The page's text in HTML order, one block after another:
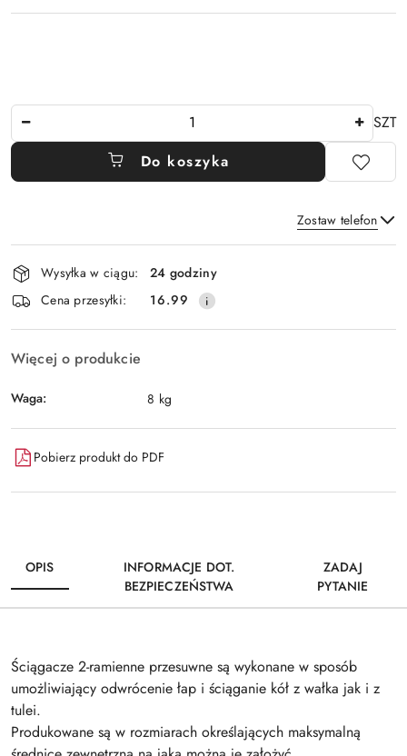
SZT
Do koszyka
Zostaw telefon
Wyślij
Dostępność
i
dostawa
Wysyłka w ciągu:
24 godziny
Cena przesyłki:
16.99
Więcej o produkcie
Waga: 8 kg
Pobierz produkt do PDF
OPIS
INFORMACJE DOT.
BEZPIECZEŃSTWA
ZADAJ
PYTANIE
Ściągacze 2-ramienne przesuwne są wykonane w sposób
umożliwiający odwrócenie łap i ściąganie kół z wałka jak i z
tulei.
Produkowane są w rozmiarach określających maksymalną